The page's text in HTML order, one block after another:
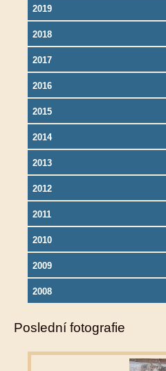
2019
2018
2017
2016
2015
2014
2013
2012
2011
2010
2009
2008
Poslední fotografie